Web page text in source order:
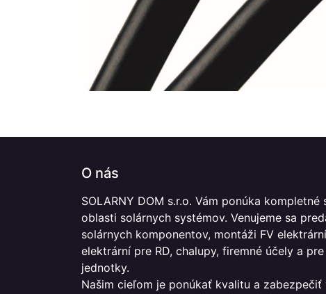
O nás
SOLARNY DOM s.r.o. Vám ponúka kompletné
oblasti solárnych systémov. Venujeme sa
solárnych komponentov, montáži FV
elektrární pre RD, chalupy, firemné účely a
jednotky.
Našim cieľom je ponúkať kvalitu a zabezpečiť